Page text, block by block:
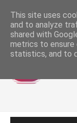
This site uses
and to analyze
shared with
metrics to ensure
statistics, and to